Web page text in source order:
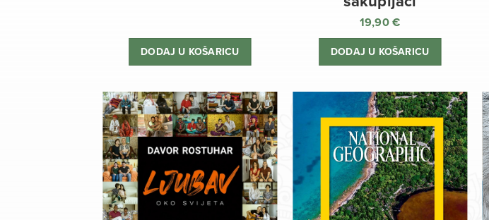
DODAJ U KOŠARICU
19,90€
DODAJ U KOŠARICU